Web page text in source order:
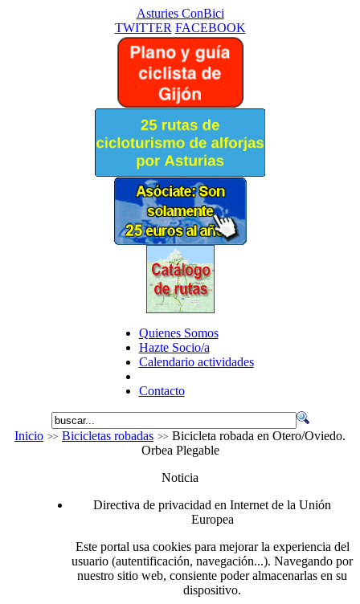
Asturies ConBici
TWITTER FACEBOOK
Quienes Somos
Hazte Socio/a
Calendario actividades
Contacto
Inicio Bicicletas robadas
Bicicleta robada en Otero/Oviedo.
Orbea Plegable
Noticia
Directiva de privacidad en Internet de la Unión
Europea
Este portal usa cookies para mejorar la experiencia del
usuario (autentificación, navegación...). Navegando por
nuestro sitio web, consiente poder almacenarlas en su
dispositivo.